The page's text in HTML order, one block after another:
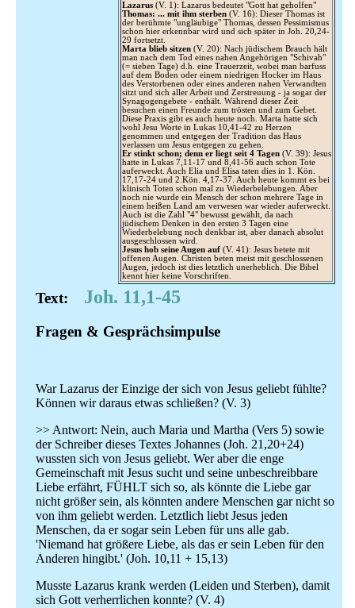
Lazarus (V. 1): Lazarus bedeutet "Gott hat geholfen"
Thomas: ... mit ihm sterben (V. 16): Dieser Thomas ist
der berühmte "ungläubige" Thomas, dessen Pessimismus
schon hier erkennbar wird und sich später in Joh. 20,24-
29 fortsetzt.
Marta blieb sitzen (V. 20): Nach jüdischem Brauch hält
man nach dem Tod eines nahen Angehörigen "Schivah"
(= sieben Tage) d.h. eine Trauerzeit, wobei man barfuss
auf dem Boden oder einem niedrigen Hocker im Haus
des Verstorbenen oder eines anderen nahen Verwandten
sitzt und sich aller Arbeit und Zerstreuung - ja sogar der
Synagogengebete - enthält. Während dieser Zeit
besuchen einen Freunde zum trösten und zum Gebet.
Diese Praxis gibt es auch heute noch. Marta hatte sich
wohl Jesu Worte in Lukas 10,41-42 zu Herzen
genommen und entgegen der Tradition das Haus
verlassen um Jesus entgegen zu gehen.
Er stinkt schon; denn er liegt seit 4 Tagen (V. 39): Jesus
hatte in Lukas 7,11-17 und 8,41-56 auch schon Tote
auferweckt. Auch Elia und Elisa taten dies in 1. Kön.
17,17-24 und 2.Kön. 4,17-37. Auch heute kommt es bei
klinisch Toten schon mal zu Wiederbelebungen. Aber
noch nie wurde ein Mensch der schon mehrere Tage in
einem heißen Land am verwesen war wieder auferweckt.
Auch ist die Zahl "4" bewusst gewählt, da nach
jüdischem Denken in den ersten 3 Tagen eine
Wiederbelebung noch denkbar ist, aber danach absolut
ausgeschlossen wird.
Jesus hob seine Augen auf (V. 41): Jesus betete mit
offenen Augen. Christen beten meist mit geschlossenen
Augen, jedoch ist dies letztlich unerheblich. Die Bibel
kennt hier keine Vorschriften.
Text: Joh. 11,1-45
Fragen & Gesprächsimpulse
War Lazarus der Einzige der sich von Jesus geliebt fühlte?
Können wir daraus etwas schließen? (V. 3)
>> Antwort: Nein, auch Maria und Martha (Vers 5) sowie
der Schreiber dieses Textes Johannes (Joh. 21,20+24)
wussten sich von Jesus geliebt. Wer aber die enge
Gemeinschaft mit Jesus sucht und seine unbeschreibbare
Liebe erfährt, FÜHLT sich so, als könnte die Liebe gar
nicht größer sein, als könnten andere Menschen gar nicht so
von ihm geliebt werden. Letztlich liebt Jesus jeden
Menschen, da er sogar sein Leben für uns alle gab.
'Niemand hat größere Liebe, als das er sein Leben für den
Anderen hingibt.' (Joh. 10,11 + 15,13)
Musste Lazarus krank werden (Leiden und Sterben), damit
sich Gott verherrlichen konnte? (V. 4)